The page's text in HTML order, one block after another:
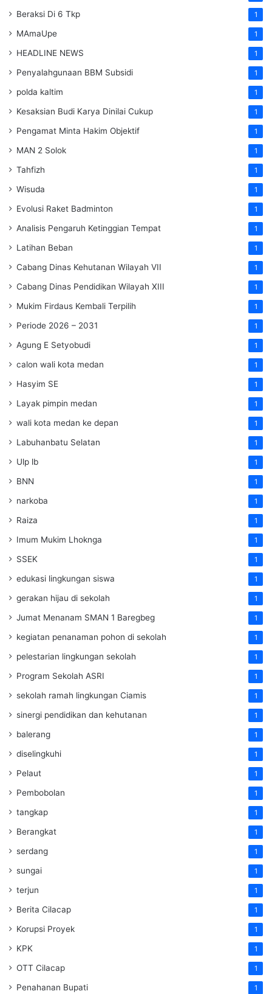
Beraksi Di 6 Tkp 1
MAmaUpe 1
HEADLINE NEWS 1
Penyalahgunaan BBM Subsidi 1
polda kaltim 1
Kesaksian Budi Karya Dinilai Cukup 1
Pengamat Minta Hakim Objektif 1
MAN 2 Solok 1
Tahfizh 1
Wisuda 1
Evolusi Raket Badminton 1
Analisis Pengaruh Ketinggian Tempat 1
Latihan Beban 1
Cabang Dinas Kehutanan Wilayah VII 1
Cabang Dinas Pendidikan Wilayah XIII 1
Mukim Firdaus Kembali Terpilih 1
Periode 2026 – 2031 1
Agung E Setyobudi 1
calon wali kota medan 1
Hasyim SE 1
Layak pimpin medan 1
wali kota medan ke depan 1
Labuhanbatu Selatan 1
Ulp lb 1
BNN 1
narkoba 1
Raiza 1
Imum Mukim Lhoknga 1
SSEK 1
edukasi lingkungan siswa 1
gerakan hijau di sekolah 1
Jumat Menanam SMAN 1 Baregbeg 1
kegiatan penanaman pohon di sekolah 1
pelestarian lingkungan sekolah 1
Program Sekolah ASRI 1
sekolah ramah lingkungan Ciamis 1
sinergi pendidikan dan kehutanan 1
balerang 1
diselingkuhi 1
Pelaut 1
Pembobolan 1
tangkap 1
Berangkat 1
serdang 1
sungai 1
terjun 1
Berita Cilacap 1
Korupsi Proyek 1
KPK 1
OTT Cilacap 1
Penahanan Bupati 1